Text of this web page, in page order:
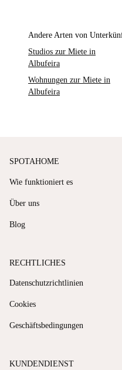
Andere Arten von
Studios zur Miete in
Albufeira
Wohnungen zur Miete in
Albufeira
SPOTAHOME
Wie funktioniert es
Über uns
Blog
RECHTLICHES
Datenschutzrichtlinien
Cookies
Geschäftsbedingungen
KUNDENDIENST